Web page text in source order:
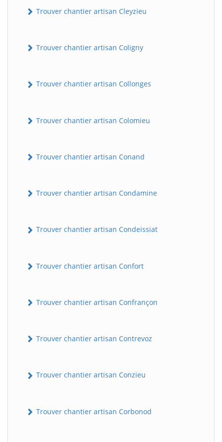
Trouver chantier artisan Cleyzieu
Trouver chantier artisan Coligny
Trouver chantier artisan Collonges
Trouver chantier artisan Colomieu
Trouver chantier artisan Conand
Trouver chantier artisan Condamine
Trouver chantier artisan Condeissiat
Trouver chantier artisan Confort
Trouver chantier artisan Confrançon
Trouver chantier artisan Contrevoz
Trouver chantier artisan Conzieu
Trouver chantier artisan Corbonod